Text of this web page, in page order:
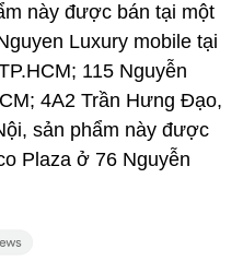
này được bán tại một
Luxury mobile tại
115 Nguyễn
4A2 Trần Hưng Đạo,
sản phẩm này được
Plaza ở 76 Nguyễn